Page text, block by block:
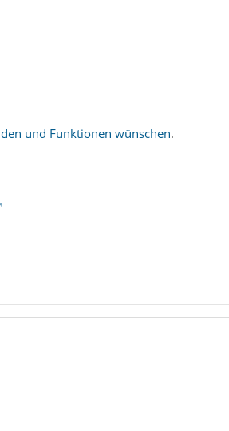
und Funktionen wünschen.